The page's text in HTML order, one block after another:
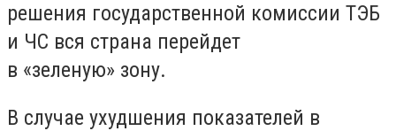
решения государственной комиссии ТЭБ
и ЧС вся страна перейдет
в «зеленую» зону.
В случае ухудшения показателей в